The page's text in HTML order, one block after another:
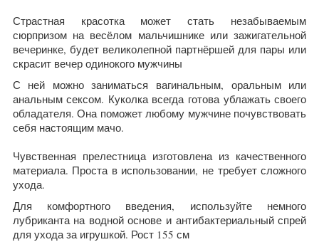
Страстная красотка может стать незабываемым
сюрпризом на весёлом мальчишнике или зажигательной
вечеринке, будет великолепной партнёршей для пары или
скрасит вечер одинокого мужчины
С ней можно заниматься вагинальным, оральным или
анальным сексом. Куколка всегда готова ублажать своего
обладателя. Она поможет любому мужчине почувствовать
себя настоящим мачо.
Чувственная прелестница изготовлена из качественного
материала. Проста в использовании, не требует сложного
ухода.
Для комфортного введения, используйте немного
лубриканта на водной основе и антибактериальный спрей
для ухода за игрушкой. Рост 155 см